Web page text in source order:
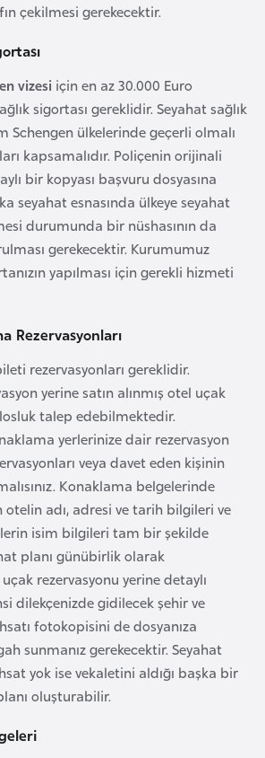
çekilmesi gerekecektir.
vizesi için en az 30.000 Euro
sigortası gereklidir. Seyahat sağlık
Schengen ülkelerinde geçerli olmalı
kapsamalıdır. Poliçenin orijinali
bir kopyası başvuru dosyasına
seyahat esnasında ülkeye seyahat
durumunda bir nüshasının da
gerekecektir. Kurumumuz
yapılması için gerekli hizmeti
Rezervasyonları
rezervasyonları gereklidir.
yerine satın alınmış otel uçak
talep edebilmektedir.
yerlerinize dair rezervasyon
veya davet eden kişinin
Konaklama belgelerinde
otelin adı, adresi ve tarih bilgileri ve
isim bilgileri tam bir şekilde
planı günübirlik olarak
rezervasyonu yerine detaylı
dilekçenizde gidilecek şehir ve
fotokopisini de dosyanıza
sunmanız gerekecektir. Seyahat
yok ise vekaletini aldığı başka bir
oluşturabilir.